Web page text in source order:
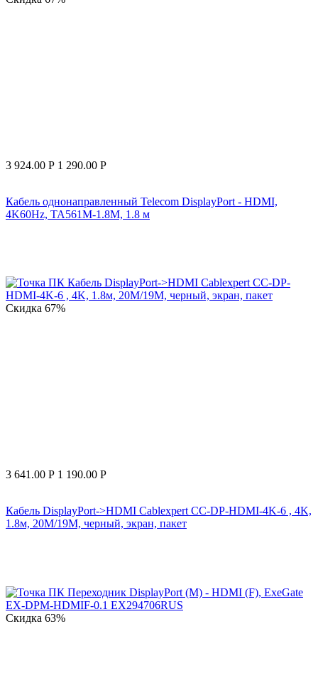
3 924.00 Р 1 290.00 Р
Кабель однонаправленный Telecom DisplayPort - HDMI,
4K60Hz, TA561M-1.8M, 1.8 м
Скидка 67%
3 641.00 Р 1 190.00 Р
Кабель DisplayPort->HDMI Cablexpert CC-DP-HDMI-4K-6 , 4K,
1.8м, 20M/19M, черный, экран, пакет
Скидка 63%